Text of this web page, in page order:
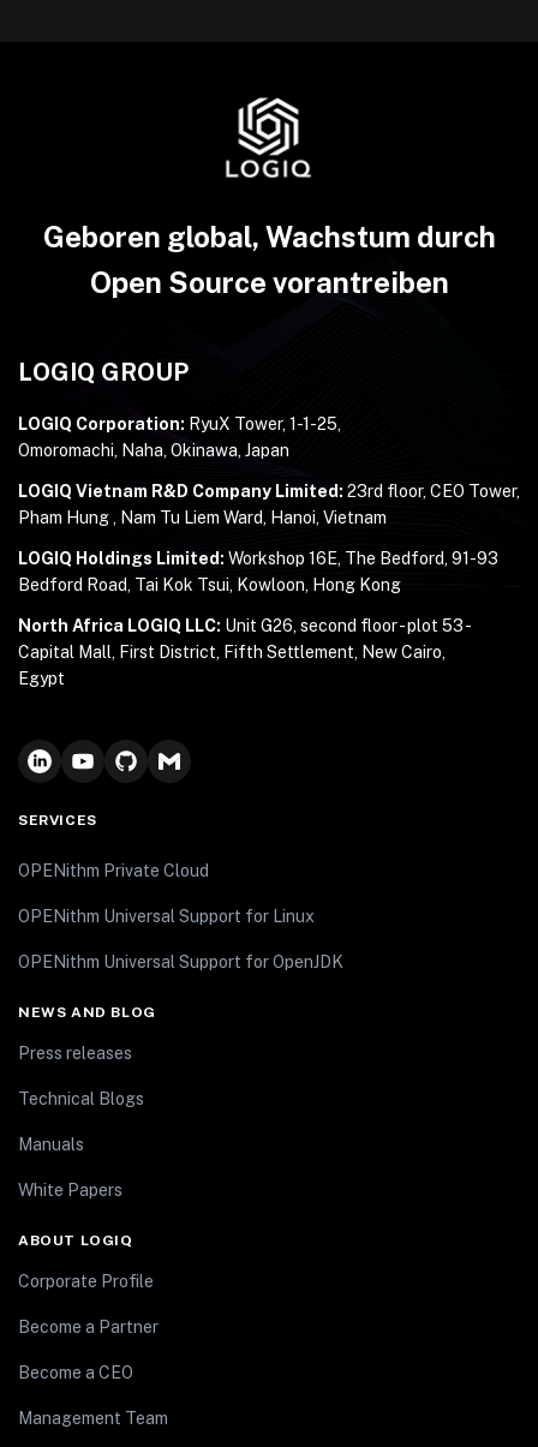
Geboren global, Wachstum durch
Open Source vorantreiben
LOGIQ GROUP
LOGIQ Corporation: RyuX Tower, 1-1-25,
Omoromachi, Naha, Okinawa, Japan
LOGIQ Vietnam R&D Company Limited: 23rd floor, CEO Tower,
Pham Hung , Nam Tu Liem Ward, Hanoi, Vietnam
LOGIQ Holdings Limited: Workshop 16E, The Bedford, 91-93
Bedford Road, Tai Kok Tsui, Kowloon, Hong Kong
North Africa LOGIQ LLC: Unit G26, second floor - plot 53 -
Capital Mall, First District, Fifth Settlement, New Cairo,
Egypt
SERVICES
OPENithm Private Cloud
OPENithm Universal Support for Linux
OPENithm Universal Support for OpenJDK
NEWS AND BLOG
Press releases
Technical Blogs
Manuals
White Papers
ABOUT LOGIQ
Corporate Profile
Become a Partner
Become a CEO
Management Team